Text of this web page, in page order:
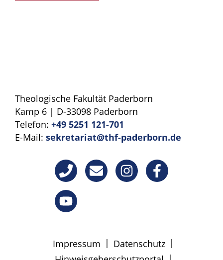
Theologische Fakultät Paderborn
Kamp 6 | D-33098 Paderborn
Telefon: +49 5251 121-701
E-Mail: sekretariat@thf-paderborn.de
Impressum | Datenschutz |